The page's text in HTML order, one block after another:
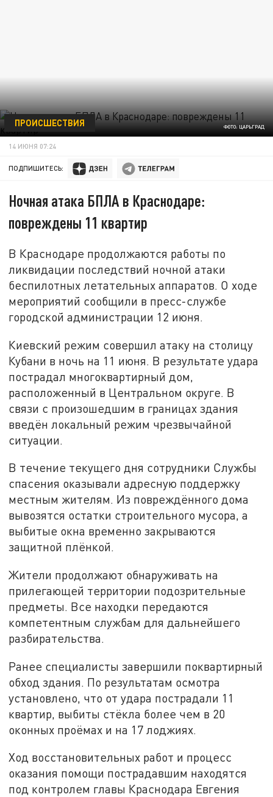
ФОТО: ЦАРЬГРАД
ПРОИСШЕСТВИЯ
14 ИЮНЯ 07:24
ПОДПИШИТЕСЬ:
Ночная атака БПЛА в Краснодаре:
повреждены 11 квартир
В Краснодаре продолжаются работы по
ликвидации последствий ночной атаки
беспилотных летательных аппаратов. О ходе
мероприятий сообщили в пресс-службе
городской администрации 12 июня.
Киевский режим совершил атаку на столицу
Кубани в ночь на 11 июня. В результате удара
пострадал многоквартирный дом,
расположенный в Центральном округе. В
связи с произошедшим в границах здания
введён локальный режим чрезвычайной
ситуации.
В течение текущего дня сотрудники Службы
спасения оказывали адресную поддержку
местным жителям. Из повреждённого дома
вывозятся остатки строительного мусора, а
выбитые окна временно закрываются
защитной плёнкой.
Жители продолжают обнаруживать на
прилегающей территории подозрительные
предметы. Все находки передаются
компетентным службам для дальнейшего
разбирательства.
Ранее специалисты завершили поквартирный
обход здания. По результатам осмотра
установлено, что от удара пострадали 11
квартир, выбиты стёкла более чем в 20
оконных проёмах и на 17 лоджиях.
Ход восстановительных работ и процесс
оказания помощи пострадавшим находятся
под контролем главы Краснодара Евгения